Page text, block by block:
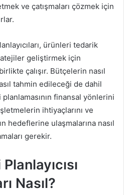
ve çatışmaları çözmek için
ürünleri tedarik
geliştirmek için
çalışır. Bütçelerin nasıl
tahmin edileceği de dahil
finansal yönlerini
ihtiyaçlarını ve
hedeflerine ulaşmalarına nasıl
gerekir.
Nasıl?